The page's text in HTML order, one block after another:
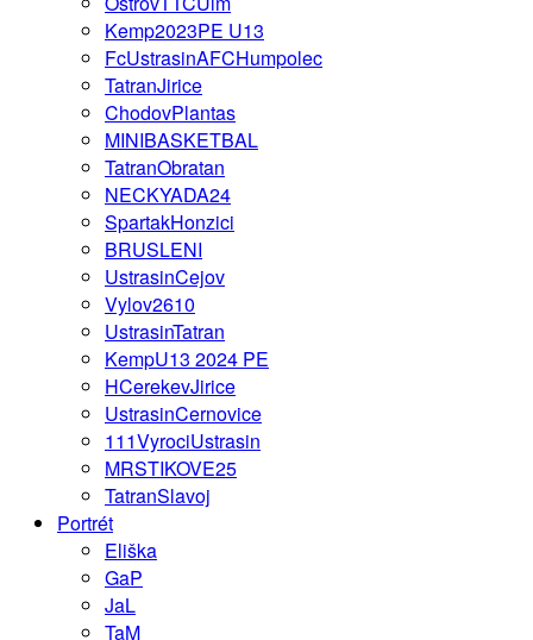
Kemp2023PE U13
FcUstrasinAFCHumpolec
TatranJirice
ChodovPlantas
MINIBASKETBAL
TatranObratan
NECKYADA24
SpartakHonzici
BRUSLENI
UstrasinCejov
Vylov2610
UstrasinTatran
KempU13 2024 PE
HCerekevJirice
UstrasinCernovice
111VyrociUstrasin
MRSTIKOVE25
TatranSlavoj
Portrét
Eliška
GaP
JaL
TaM